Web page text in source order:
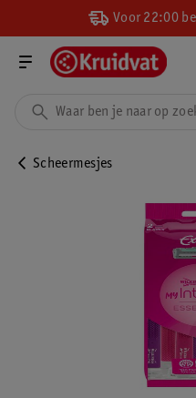
Voor 22:00
Scheermesjes